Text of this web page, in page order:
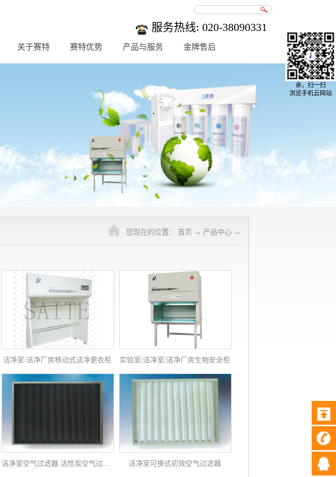
服务热线: 020-38090331
关于赛特 赛特优势 产品与服务
金牌售后
您现在的位置： 首页 → 产品中心 →
洁净室/洁净厂房移动式洁净更衣柜 实验室/洁净室/洁净厂房生物安全柜
洁净室空气过滤器 活性炭空气过滤器 洁净室可换式初效空气过滤器
亲，扫一扫
浏览手机云网站